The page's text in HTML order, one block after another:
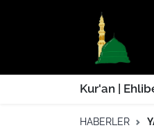
Kur'an |
HABERLER
Kur'an | Ehlibeyt
Düşünce | İslamî
Ehla-Der Haber
Nöbetçi Eczaneler
Hava Durumu
Trafik Durumu